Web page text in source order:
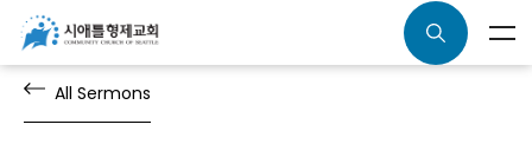
All Sermons